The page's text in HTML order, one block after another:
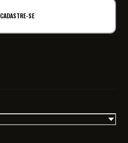
CADASTRE-SE